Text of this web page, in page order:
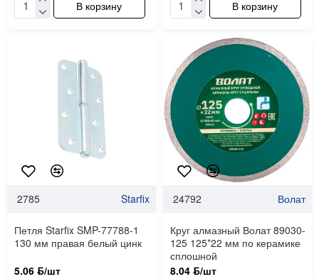
В корзину В корзину
2785 Starfix
Петля Starfix SMP-77788-1
130 мм правая белый цинк
5.06 ƃ/шт
24792 Волат
Круг алмазный Волат 89030-
125 125*22 мм по керамике
сплошной
8.04 ƃ/шт